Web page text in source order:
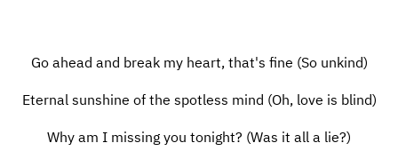
Go ahead and break my heart, that's fine (So unkind)
Eternal sunshine of the spotless mind (Oh, love is blind)
Why am I missing you tonight? (Was it all a lie?)